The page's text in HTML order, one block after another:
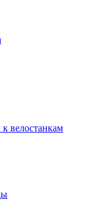
к велостанкам